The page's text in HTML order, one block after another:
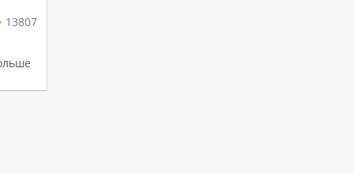
13807